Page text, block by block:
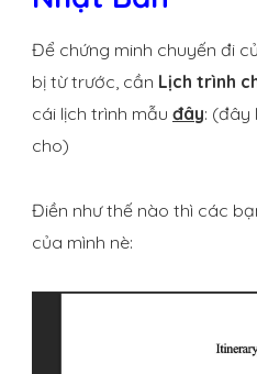
Để chứng minh chuyến đi
bị từ trước, cần Lịch trình
cái lịch trình mẫu đây: (đây
cho)
Điền như thế nào thì các
của mình nè: